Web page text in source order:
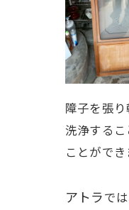
障子を張り
洗浄する
ことができ
アトラ で